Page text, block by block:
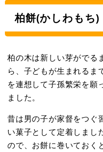
柏餅(かしわもち)
柏の木は新しい芽がでる
ら、子どもが生まれるま
を連想して子孫繁栄を願
ました。
昔は男の子が家督をつぐ
い菓子として定着しまし
ので、お餅に巻いておく